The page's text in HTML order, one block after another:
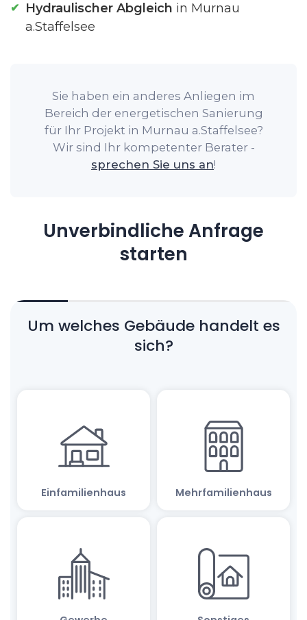
Hydraulischer Abgleich in Murnau
a.Staffelsee
Sie haben ein anderes Anliegen im
Bereich der energetischen Sanierung
für Ihr Projekt in Murnau a.Staffelsee?
Wir sind Ihr kompetenter Berater -
sprechen Sie uns an!
Unverbindliche Anfrage
starten